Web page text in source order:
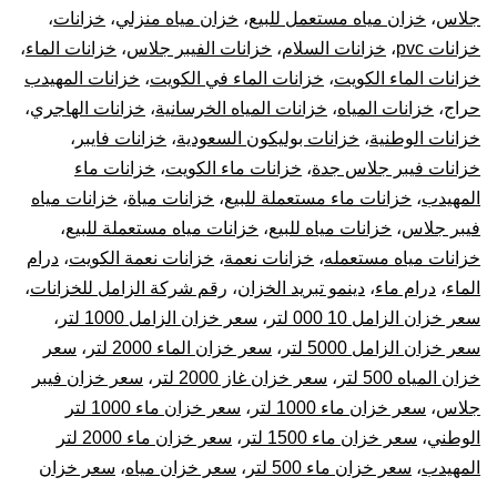
جلاس، خزان مياه مستعمل للبيع، خزان مياه منزلي، خزانات،
خزانات pvc
، خزانات السلام، خزانات الفيبر جلاس، خزانات الماء،
خزانات الماء الكويت، خزانات الماء في الكويت، خزانات المهيدب
حراج، خزانات المياه، خزانات المياه الخرسانية، خزانات الهاجري،
خزانات الوطنية، خزانات بوليكون السعودية، خزانات فايبر ،
خزانات فيبر جلاس جدة، خزانات ماء الكويت، خزانات ماء
المهيدب، خزانات ماء مستعملة للبيع، خزانات مياة، خزانات مياه
فيبر جلاس، خزانات مياه للبيع، خزانات مياه مستعملة للبيع،
خزانات مياه مستعمله، خزانات نعمة، خزانات نعمة الكويت، درام
الماء، درام ماء، دينمو تبريد الخزان، رقم شركة الزامل للخزانات،
سعر خزان الزامل 10 000 لتر
، سعر خزان الزامل 1000 لتر
،
سعر خزان الزامل 5000 لتر
، سعر خزان الماء 2000 لتر ، سعر
خزان المياه 500 لتر
، سعر خزان غاز 2000 لتر ، سعر خزان فيبر
جلاس، سعر خزان ماء 1000 لتر ،
سعر خزان ماء 1000 لتر
الوطني، سعر خزان ماء 1500 لتر ،
سعر خزان ماء 2000 لتر
المهيدب، سعر خزان ماء 500 لتر ، سعر خزان مياه، سعر خزان